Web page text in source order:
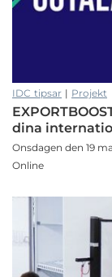
IDC tipsar | Projekt
dina
Onsdagen den 19
Online